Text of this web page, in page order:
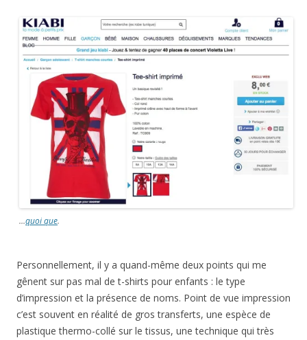
…quoi que.
Personnellement, il y a quand-même deux points qui me
gênent sur pas mal de t-shirts pour enfants : le type
d’impression et la présence de noms. Point de vue impression
c’est souvent en réalité de gros transferts, une espèce de
plastique thermo-collé sur le tissus, une technique qui très